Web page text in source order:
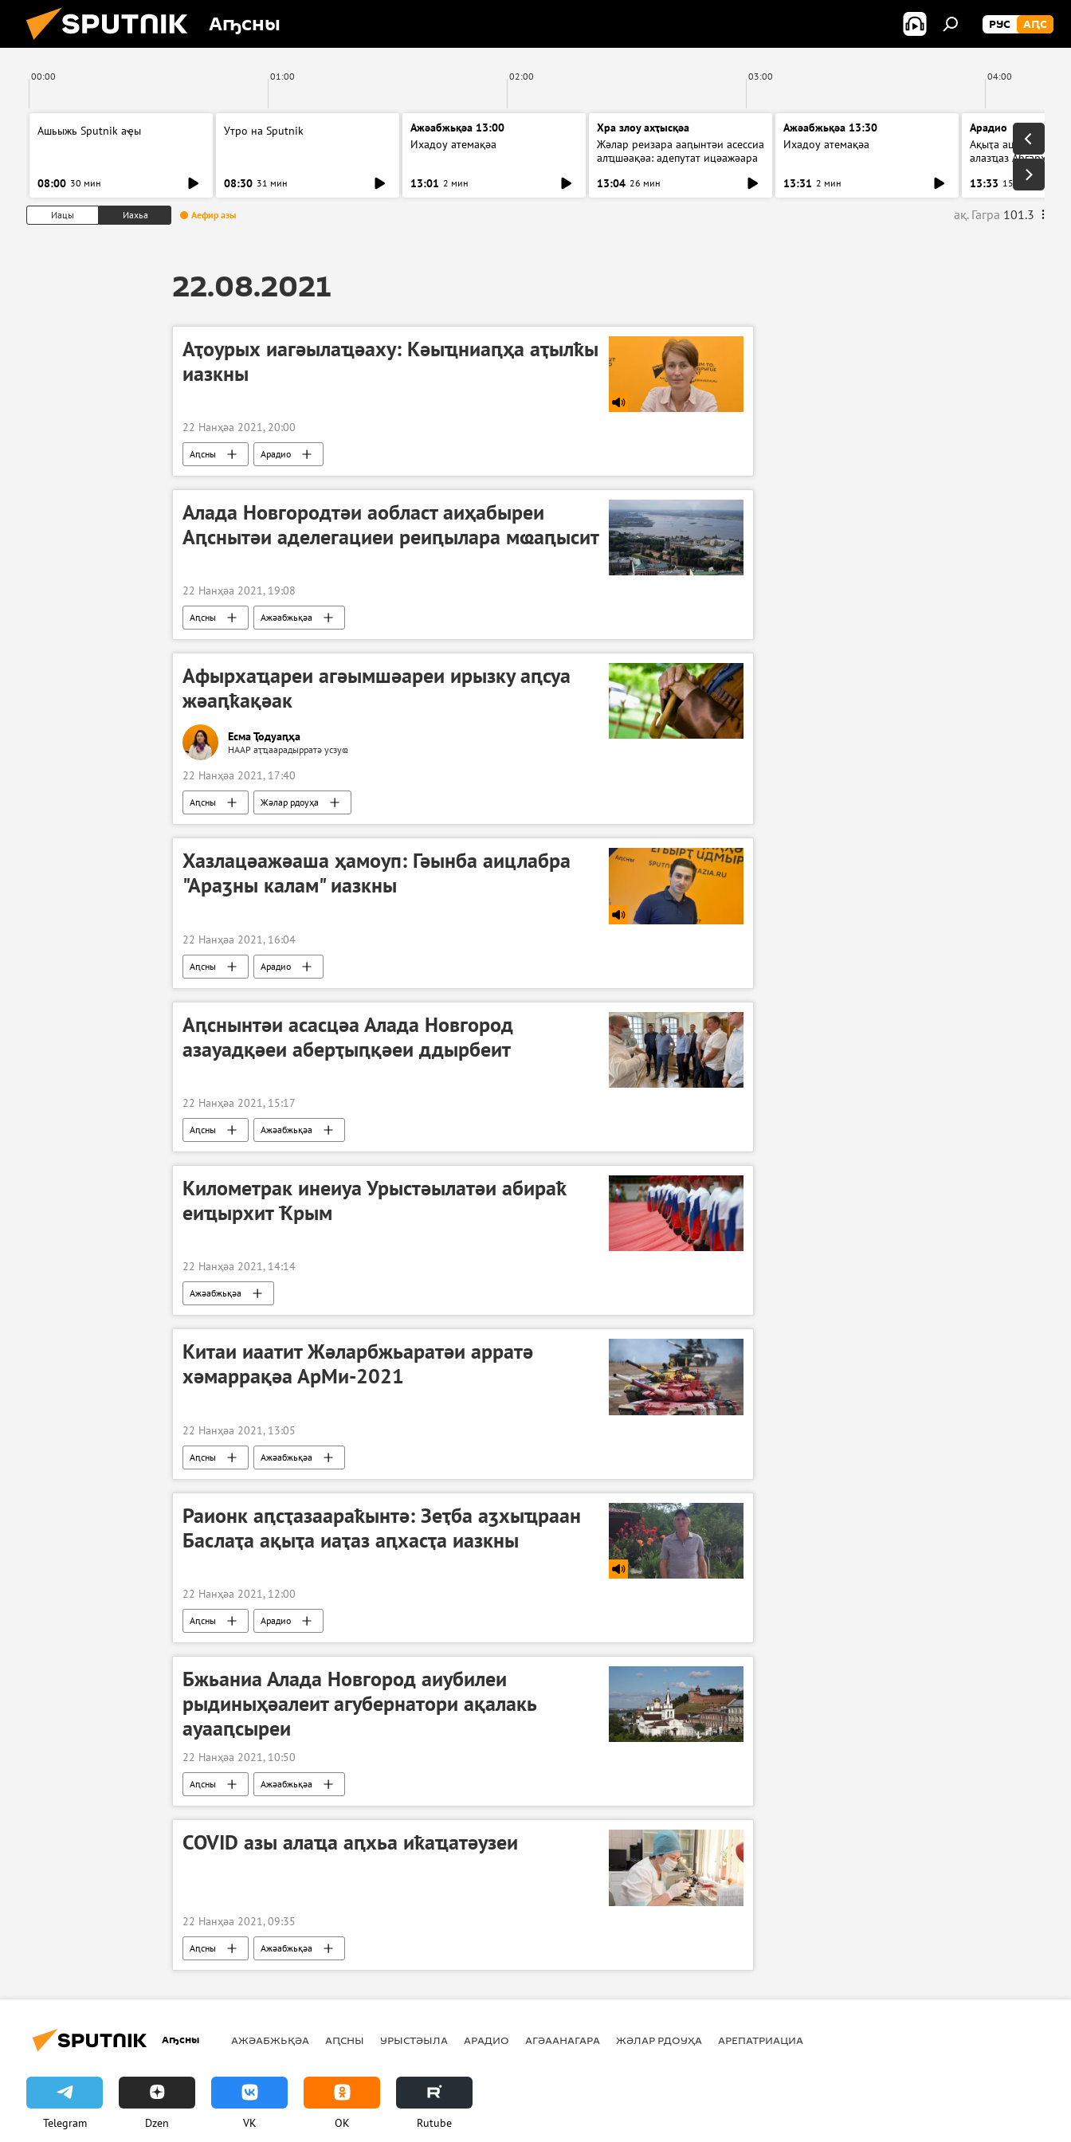
Аҧсны РУС АԤС
00:00 01:00 02:00 03:00 04:00
Ашьыжь Sputnik аҿы
08:00 30 мин
Утро на Sputnik
08:30 31 мин
Ажәабжьқәа 13:00
Ихадоу атемақәа
13:01 2 мин
Хра злоу ахҭысқәа
Жәлар реизара ааԥынтәи асессиа
алҵшәақәа: адепутат ицәажәара
13:04 26 мин
Ажәабжьқәа 13:30
Ихадоу атемақәа
13:31 2 мин
Арадио
Ақыҭа ацхрааразы
алазҵаз Абӷархықә
13:33 15 мин
Иацы Иахьа Аефир азы ақ. Гагра 101.3
22.08.2021
Аҭоурых иагәылаҵәаху: Кәыҵниаԥҳа аҭылҟы
иазкны
22 Нанҳәа 2021, 20:00
Аԥсны Арадио
Алада Новгородтәи аобласт аиҳабыреи
Аԥснытәи аделегациеи реиԥылара мҩаԥысит
22 Нанҳәа 2021, 19:08
Аԥсны Ажәабжьқәа
Афырхаҵареи агәымшәареи ирызку аԥсуа
жәаԥҟақәак
Есма Ҭодуаԥҳа
НААР аҭҵаарадырратә усзуҩ
22 Нанҳәа 2021, 17:40
Аԥсны Жәлар рдоуҳа
Хазлацәажәаша ҳамоуп: Гәынба аицлабра
"Араӡны калам" иазкны
22 Нанҳәа 2021, 16:04
Аԥсны Арадио
Аԥснынтәи асасцәа Алада Новгород
азауадқәеи аберҭыԥқәеи ддырбеит
22 Нанҳәа 2021, 15:17
Аԥсны Ажәабжьқәа
Километрак инеиуа Урыстәылатәи абираҟ
еиҵырхит Ҟрым
22 Нанҳәа 2021, 14:14
Ажәабжьқәа
Китаи иаатит Жәларбжьаратәи арратә
хәмаррақәа АрМи-2021
22 Нанҳәа 2021, 13:05
Аԥсны Ажәабжьқәа
Раионк аԥсҭазаараҟынтә: Зеҭба аӡхыҵраан
Баслаҭа ақыҭа иаҭаз аԥхасҭа иазкны
22 Нанҳәа 2021, 12:00
Аԥсны Арадио
Бжьаниа Алада Новгород аиубилеи
рыдиныҳәалеит агубернатори ақалакь
ауааԥсыреи
22 Нанҳәа 2021, 10:50
Аԥсны Ажәабжьқәа
COVID азы алаҵа аԥхьа иҟаҵатәузеи
22 Нанҳәа 2021, 09:35
Аԥсны Ажәабжьқәа
Аҧсны АЖӘАБЖЬҚӘА АԤСНЫ УРЫСТӘЫЛА АРАДИО АГӘААНАГАРА ЖӘЛАР РДОУҲА АРЕПАТРИАЦИА
Telegram Dzen VK OK Rutube